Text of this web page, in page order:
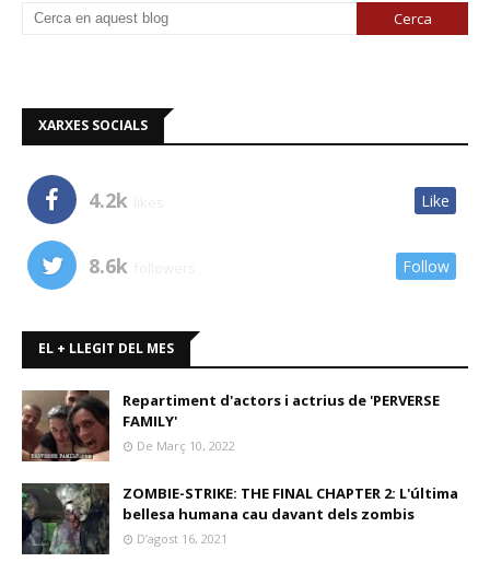
XARXES SOCIALS
4.2k Like
8.6k Follow
EL + LLEGIT DEL MES
Repartiment d'actors i actrius de 'PERVERSE
FAMILY'
De Març 10, 2022
ZOMBIE-STRIKE: THE FINAL CHAPTER 2: L'última
bellesa humana cau davant dels zombis
D’agost 16, 2021